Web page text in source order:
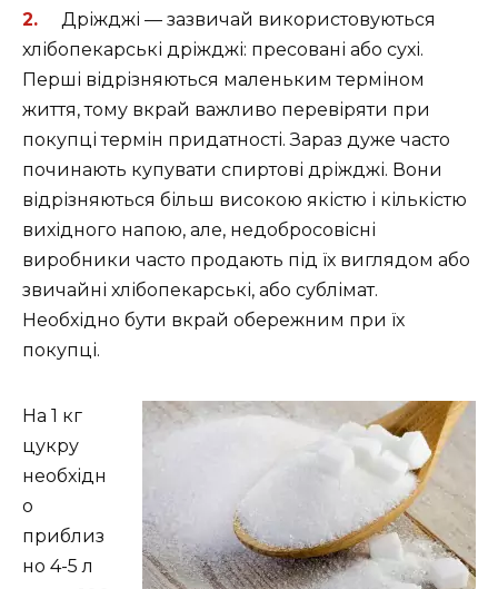
Дріжджі — зазвичай використовуються
хлібопекарські дріжджі: пресовані або сухі.
Перші відрізняються маленьким терміном
життя, тому вкрай важливо перевіряти при
покупці термін придатності. Зараз дуже часто
починають купувати спиртові дріжджі. Вони
відрізняються більш високою якістю і кількістю
вихідного напою, але, недобросовісні
виробники часто продають під їх виглядом або
звичайні хлібопекарські, або сублімат.
Необхідно бути вкрай обережним при їх
покупці.
На 1 кг
цукру
необхідн
о
приблиз
но 4-5 л